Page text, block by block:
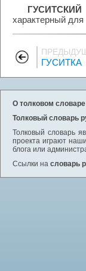
ГУСИТСКИЙ
характерный
ГУСИТКА
О толковом словаре
Толковый словарь
Толковый словарь
проекта играют
блога или
Ссылки на словарь